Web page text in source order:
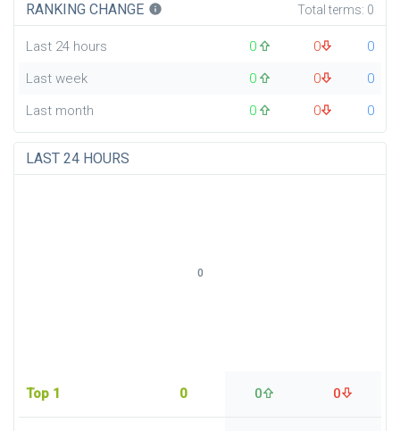
RANKING CHANGE info Total terms: 0
Last 24 hours 0 0
0
Last week
0 0
0
Last month
0 0 0
LAST 24 HOURS
Top 1 0 0 0
0